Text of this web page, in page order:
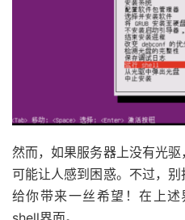
然而，如果服务器上没有光
可能让人感到困惑。不过，别
给你带来一丝希望！在上